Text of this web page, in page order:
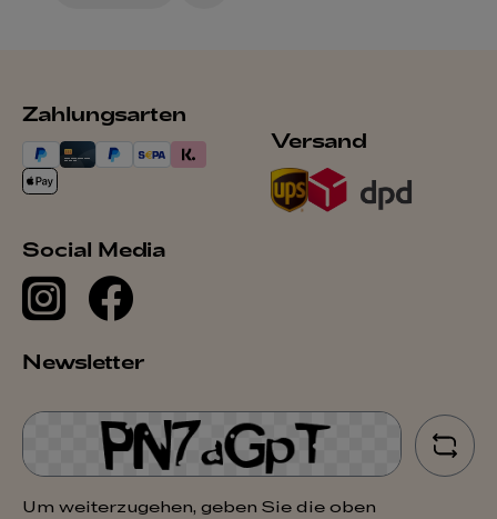
Zahlungsarten
Versand
Social Media
Newsletter
Um weiterzugehen, geben Sie die oben